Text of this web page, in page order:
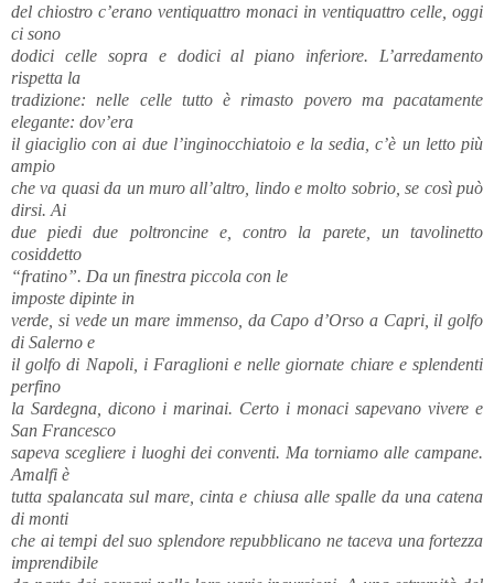
del chiostro c’erano ventiquattro monaci in ventiquattro celle, oggi
ci sono
dodici celle sopra e dodici al piano inferiore. L’arredamento
rispetta la
tradizione: nelle celle tutto è rimasto povero ma pacatamente
elegante: dov’era
il giaciglio con ai due l’inginocchiatoio e la sedia, c’è un letto più
ampio
che va quasi da un muro all’altro, lindo e molto sobrio, se così può
dirsi. Ai
due piedi due poltroncine e, contro la parete, un tavolinetto
cosiddetto
“fratino”. Da un finestra piccola con le
imposte dipinte in
verde, si vede un mare immenso, da Capo d’Orso a Capri, il golfo
di Salerno e
il golfo di Napoli, i Faraglioni e nelle giornate chiare e splendenti
perfino
la Sardegna, dicono i marinai. Certo i monaci sapevano vivere e
San Francesco
sapeva scegliere i luoghi dei conventi. Ma torniamo alle campane.
Amalfi è
tutta spalancata sul mare, cinta e chiusa alle spalle da una catena
di monti
che ai tempi del suo splendore repubblicano ne taceva una fortezza
imprendibile